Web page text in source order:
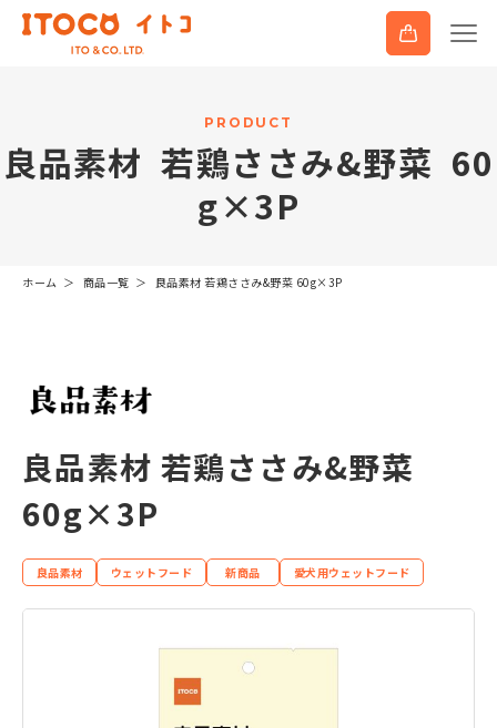
P R O D U C T
良品素材 若鶏さ さみ&野菜 60
g×3P
ホーム 商品一覧 良品素材 若鶏ささみ&野菜 60g×3P
良品素材 若鶏ささみ&野菜
60g×3P
良品素材 ウェットフード 新商品 愛犬用ウェットフード